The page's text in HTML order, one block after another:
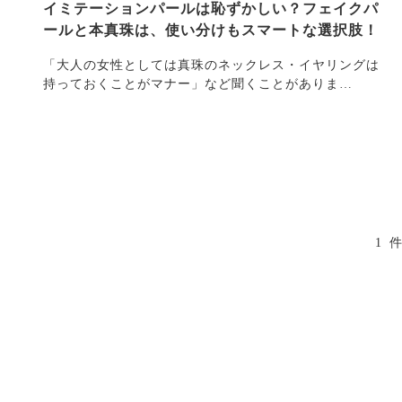
イミテーションパールは恥ずかしい？フェイクパ
ールと本真珠は、使い分けもスマートな選択肢！
「大人の女性としては真珠のネックレス・イヤリングは
持っておくことがマナー」など聞くことがありま
1